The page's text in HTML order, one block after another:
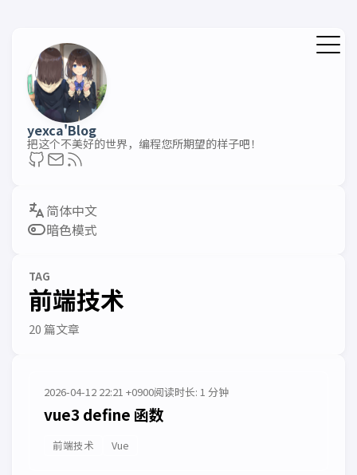
yexca'Blog
把这个不美好的世界，编程您所期望的样子吧！
暗色模式
TAG
前端技术
20 篇文章
2026-04-12 22:21 +0900阅读时长: 1 分钟
vue3 define 函数
前端技术 Vue